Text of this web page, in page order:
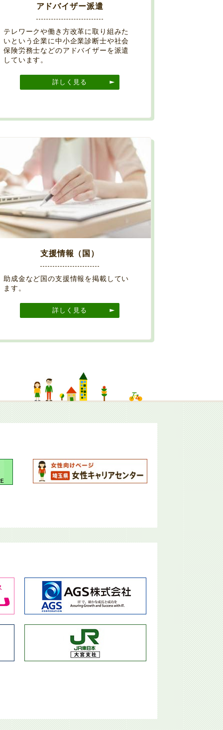
アドバイザー派遣
テレワークや働き方改革に取り組みた
いという企業に中小企業診断士や社会
保険労務士などのアドバイザーを派遣
しています。
詳しく見る
支援情報（国）
助成金など国の支援情報を掲載してい
ます。
詳しく見る